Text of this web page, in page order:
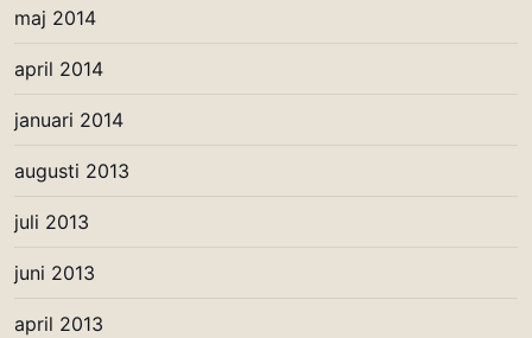
maj 2014
april 2014
januari 2014
augusti 2013
juli 2013
juni 2013
april 2013